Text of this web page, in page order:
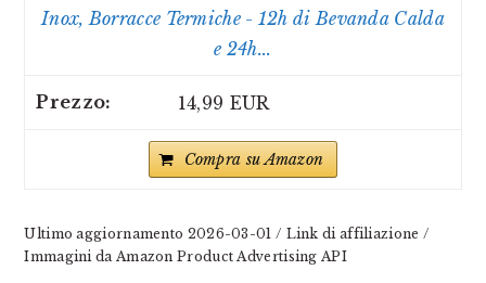
Inox, Borracce Termiche - 12h di Bevanda Calda
e 24h...
14,99 EUR
Compra su Amazon
Ultimo aggiornamento 2026-03-01 / Link di affiliazione /
Immagini da Amazon Product Advertising API